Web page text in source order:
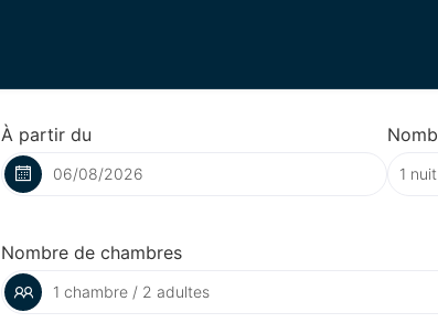
À partir du
Nombre de chambres
1 chambre / 2 adultes